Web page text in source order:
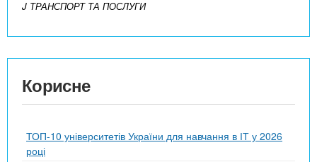
J ТРАНСПОРТ ТА ПОСЛУГИ
Корисне
ТОП-10 університетів України для навчання в ІТ у 2026
році